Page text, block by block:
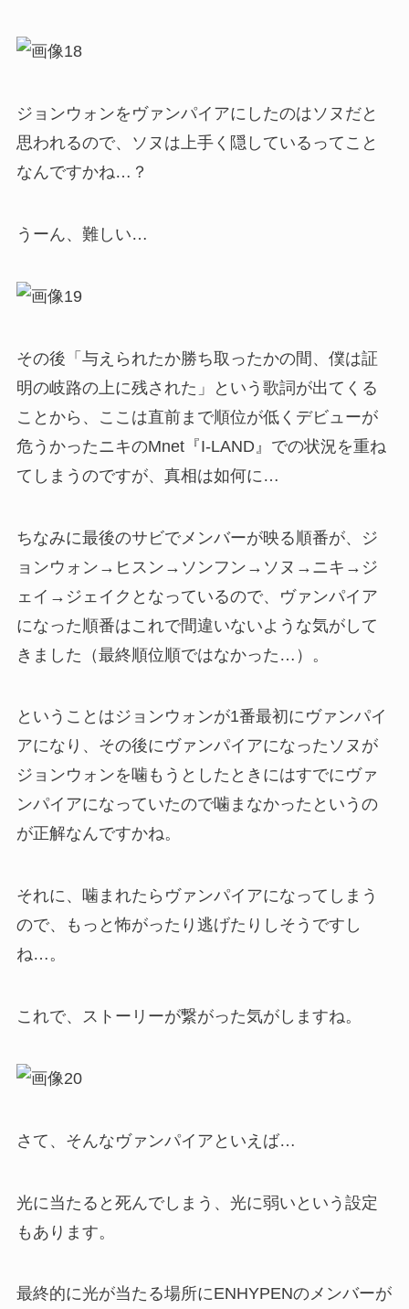
ジョンウォンをヴァンパイアにしたのはソヌだと
思われるので、ソヌは上手く隠しているってこと
なんですかね…？
うーん、難しい…
その後「与えられたか勝ち取ったかの間、僕は証
明の岐路の上に残された」という歌詞が出てくる
ことから、ここは直前まで順位が低くデビューが
危うかったニキのMnet『I-LAND』での状況を重ね
てしまうのですが、真相は如何に…
ちなみに最後のサビでメンバーが映る順番が、ジ
ョンウォン→ヒスン→ソンフン→ソヌ→ニキ→ジ
ェイ→ジェイクとなっているので、ヴァンパイア
になった順番はこれで間違いないような気がして
きました（最終順位順ではなかった…）。
ということはジョンウォンが1番最初にヴァンパイ
アになり、その後にヴァンパイアになったソヌが
ジョンウォンを噛もうとしたときにはすでにヴァ
ンパイアになっていたので噛まなかったというの
が正解なんですかね。
それに、噛まれたらヴァンパイアになってしまう
ので、もっと怖がったり逃げたりしそうですし
ね…。
これで、ストーリーが繋がった気がしますね。
さて、そんなヴァンパイアといえば…
光に当たると死んでしまう、光に弱いという設定
もあります。
最終的に光が当たる場所にENHYPENのメンバーが